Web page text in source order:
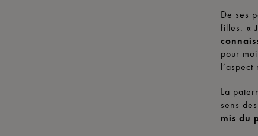
De ses
filles. «
pour
La
sens
mis du